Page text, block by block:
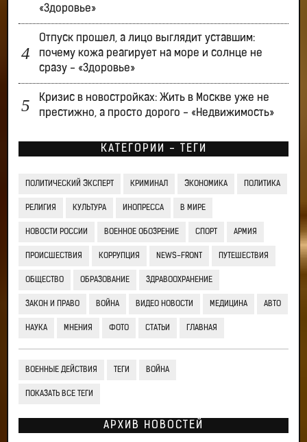
«Здоровье»
Отпуск прошел, а лицо выглядит уставшим:
почему кожа реагирует на море и солнце не
сразу - «Здоровье»
Кризис в новостройках: Жить в Москве уже не
престижно, а просто дорого - «Недвижимость»
КАТЕГОРИИ - ТЕГИ
ПОЛИТИЧЕСКИЙ ЭКСПЕРТ КРИМИНАЛ ЭКОНОМИКА ПОЛИТИКА
РЕЛИГИЯ КУЛЬТУРА ИНОПРЕССА В МИРЕ
НОВОСТИ РОССИИ ВОЕННОЕ ОБОЗРЕНИЕ СПОРТ АРМИЯ
ПРОИСШЕСТВИЯ КОРРУПЦИЯ NEWS-FRONT ПУТЕШЕСТВИЯ
ОБЩЕСТВО ОБРАЗОВАНИЕ ЗДРАВООХРАНЕНИЕ
ЗАКОН И ПРАВО ВОЙНА ВИДЕО НОВОСТИ МЕДИЦИНА АВТО
НАУКА МНЕНИЯ ФОТО СТАТЬИ ГЛАВНАЯ
ВОЕННЫЕ ДЕЙСТВИЯ ТЕГИ ВОЙНА
ПОКАЗАТЬ ВСЕ ТЕГИ
АРХИВ НОВОСТЕЙ